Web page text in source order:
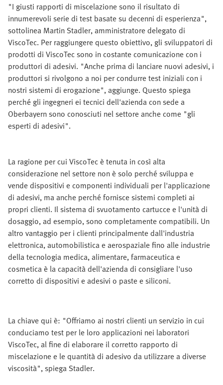
"I giusti rapporti di miscelazione sono il risultato di
innumerevoli serie di test basate su decenni di esperienza",
sottolinea Martin Stadler, amministratore delegato di
ViscoTec. Per raggiungere questo obiettivo, gli sviluppatori di
prodotti di ViscoTec sono in costante comunicazione con i
produttori di adesivi. "Anche prima di lanciare nuovi adesivi, i
produttori si rivolgono a noi per condurre test iniziali con i
nostri sistemi di erogazione", aggiunge. Questo spiega
perché gli ingegneri ei tecnici dell'azienda con sede a
Oberbayern sono conosciuti nel settore anche come "gli
esperti di adesivi".
La ragione per cui ViscoTec è tenuta in così alta
considerazione nel settore non è solo perché sviluppa e
vende dispositivi e componenti individuali per l'applicazione
di adesivi, ma anche perché fornisce sistemi completi ai
propri clienti. Il sistema di svuotamento cartucce e l'unità di
dosaggio, ad esempio, sono completamente compatibili. Un
altro vantaggio per i clienti principalmente dall'industria
elettronica, automobilistica e aerospaziale fino alle industrie
della tecnologia medica, alimentare, farmaceutica e
cosmetica è la capacità dell'azienda di consigliare l'uso
corretto di dispositivi e adesivi o paste e siliconi.
La chiave qui è: "Offriamo ai nostri clienti un servizio in cui
conduciamo test per le loro applicazioni nei laboratori
ViscoTec, al fine di elaborare il corretto rapporto di
miscelazione e le quantità di adesivo da utilizzare a diverse
viscosità", spiega Stadler.